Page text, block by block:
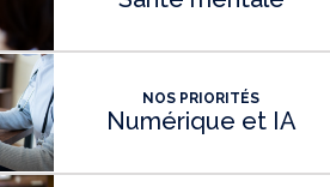
NOS PRIORITÉS
Numérique et IA